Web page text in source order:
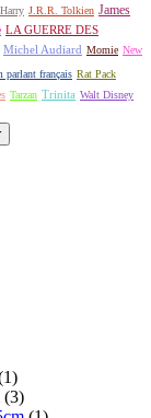
J.R.R. Tolkien James
LA GUERRE DES
Michel Audiard Momie New
parlant français Rat Pack
Tarzan Trinita Walt Disney
(3)